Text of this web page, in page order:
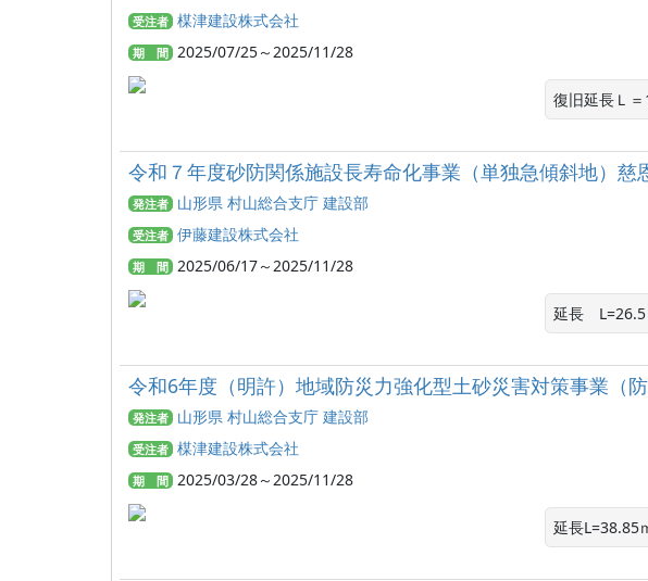
受注者 楳津建設株式会社
期 間 2025/07/25～2025/11/28
復旧延長Ｌ
令和７年度砂防関係施設長寿命化事業（単独急傾斜地）
発注者 山形県 村山総合支庁 建設部
受注者 伊藤建設株式会社
期 間 2025/06/17～2025/11/28
延長　
令和6年度（明許）地域防災力強化型土砂災害対策事業（
発注者 山形県 村山総合支庁 建設部
受注者 楳津建設株式会社
期 間 2025/03/28～2025/11/28
延長L=38.85